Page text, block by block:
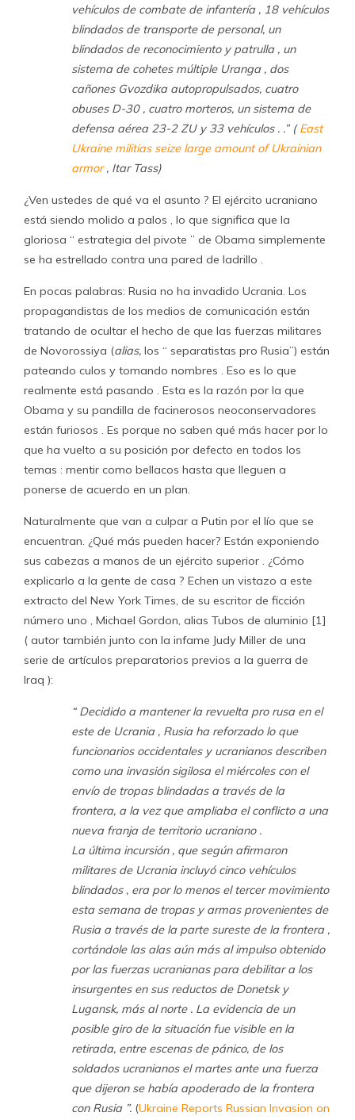
vehículos de combate de infantería , 18 vehículos
blindados de transporte de personal, un
blindados de reconocimiento y patrulla , un
sistema de cohetes múltiple Uranga , dos
cañones Gvozdika autopropulsados, cuatro
obuses D-30 , cuatro morteros, un sistema de
defensa aérea 23-2 ZU y 33 vehículos . .” (East
Ukraine militias seize large amount of Ukrainian
armor, Itar Tass)
¿Ven ustedes de qué va el asunto ? El ejército ucraniano
está siendo molido a palos , lo que significa que la
gloriosa “ estrategia del pivote ” de Obama simplemente
se ha estrellado contra una pared de ladrillo .
En pocas palabras: Rusia no ha invadido Ucrania. Los
propagandistas de los medios de comunicación están
tratando de ocultar el hecho de que las fuerzas militares
de Novorossiya (alias, los “ separatistas pro Rusia”) están
pateando culos y tomando nombres . Eso es lo que
realmente está pasando . Esta es la razón por la que
Obama y su pandilla de facinerosos neoconservadores
están furiosos . Es porque no saben qué más hacer por lo
que ha vuelto a su posición por defecto en todos los
temas : mentir como bellacos hasta que lleguen a
ponerse de acuerdo en un plan.
Naturalmente que van a culpar a Putin por el lío que se
encuentran. ¿Qué más pueden hacer? Están exponiendo
sus cabezas a manos de un ejército superior . ¿Cómo
explicarlo a la gente de casa ? Echen un vistazo a este
extracto del New York Times, de su escritor de ficción
número uno , Michael Gordon, alias Tubos de aluminio [1]
( autor también junto con la infame Judy Miller de una
serie de artículos preparatorios previos a la guerra de
Iraq ):
“ Decidido a mantener la revuelta pro rusa en el
este de Ucrania , Rusia ha reforzado lo que
funcionarios occidentales y ucranianos describen
como una invasión sigilosa el miércoles con el
envío de tropas blindadas a través de la
frontera, a la vez que ampliaba el conflicto a una
nueva franja de territorio ucraniano .
La última incursión , que según afirmaron
militares de Ucrania incluyó cinco vehículos
blindados , era por lo menos el tercer movimiento
esta semana de tropas y armas provenientes de
Rusia a través de la parte sureste de la frontera ,
cortándole las alas aún más al impulso obtenido
por las fuerzas ucranianas para debilitar a los
insurgentes en sus reductos de Donetsk y
Lugansk, más al norte . La evidencia de un
posible giro de la situación fue visible en la
retirada, entre escenas de pánico, de los
soldados ucranianos el martes ante una fuerza
que dijeron se había apoderado de la frontera
con Rusia ”. (Ukraine Reports Russian Invasion on